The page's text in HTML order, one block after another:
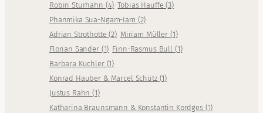
Robin Sturhahn (4) Tobias Hauffe(3)
Phanmika Sua-Ngam-Iam (2)
Adrian Strothotte(2) Miriam Müller (1)
Florian Sander (1) Finn-Rasmus Bull (1)
Barbara Kuchler (1)
Konrad Hauber & Marcel Schütz (1)
Justus Rahn(1)
Katharina Braunsmann & Konstantin Kordges (1)